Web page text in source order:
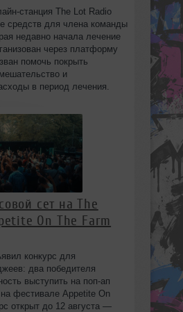
станция The Lot Radio
средств для члена команды
недавно начала лечение
через платформу
помочь покрыть
и
в период лечения.
сет на The
On The Farm
конкурс для
два победителя
выступить на поп‑ап
фестивале Appetite On
открыт до 12 августа —